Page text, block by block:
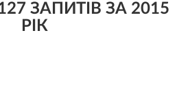
ЗАПИТІВ ЗА 2015
РІК